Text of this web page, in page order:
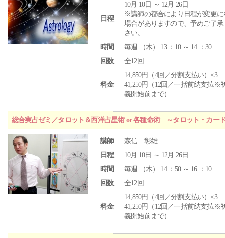
日程
10月 10日 ～ 12月 26日
※講師の都合により日程が変更に
場合がありますので、予めご了承
さい。
時間
毎週 （木） 13 ：10 ～ 14 ：30
回数
全12回
料金
14,850円（4回／分割支払い）×3
41,250円（12回／一括前納支払※
義開始前まで）
総合実占ゼミ／タロット＆西洋占星術 or 各種命術 ～タロット・カー
講師
森信 彰雄
日程
10月 10日 ～ 12月 26日
時間
毎週 （木） 14 ：50 ～ 16 ：10
回数
全12回
料金
14,850円（4回／分割支払い）×3
41,250円（12回／一括前納支払※
義開始前まで）